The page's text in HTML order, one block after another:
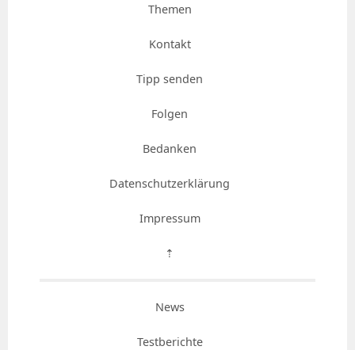
Themen
Kontakt
Tipp senden
Folgen
Bedanken
Datenschutzerklärung
Impressum
⇡
News
Testberichte